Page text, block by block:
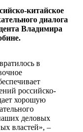
китайское
диалога
Владимира
в
российско-
хорошую
деловых
властей», –